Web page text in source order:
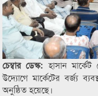
চেম্বার ডেস্ক:হাসান
উদ্যোগে মার্কেটের বর্জ্য
অনুষ্ঠিত হয়েছে।